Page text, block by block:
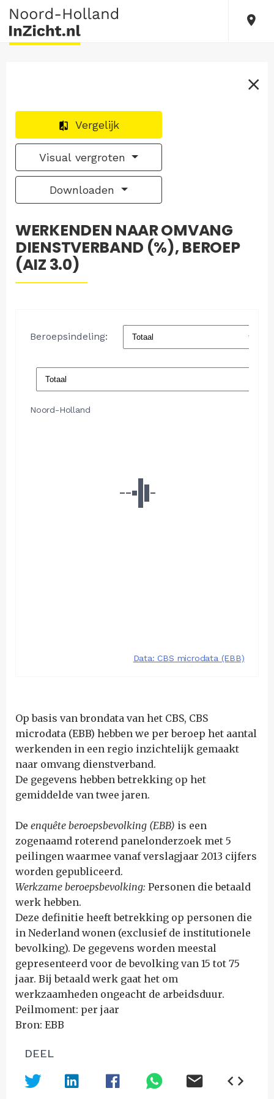
Vergelijk
Visual vergroten
Downloaden
WERKENDEN NAAR OMVANG
DIENSTVERBAND (%), BEROEP
(AIZ 3.0)
Op basis van brondata van het CBS, CBS
microdata (EBB) hebben we per beroep het aantal
werkenden in een regio inzichtelijk gemaakt
naar omvang dienstverband.
De gegevens hebben betrekking op het
gemiddelde van twee jaren.
De enquête beroepsbevolking (EBB) is een
zogenaamd roterend panelonderzoek met 5
peilingen waarmee vanaf verslagjaar 2013 cijfers
worden gepubliceerd.
Werkzame beroepsbevolking: Personen die betaald
werk hebben.
Deze definitie heeft betrekking op personen die
in Nederland wonen (exclusief de institutionele
bevolking). De gegevens worden meestal
gepresenteerd voor de bevolking van 15 tot 75
jaar. Bij betaald werk gaat het om
werkzaamheden ongeacht de arbeidsduur.
Peilmoment: per jaar
Bron: EBB
DEEL